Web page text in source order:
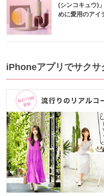
(シンコキュウ)
めに愛用のア
iPhoneアプリでサク